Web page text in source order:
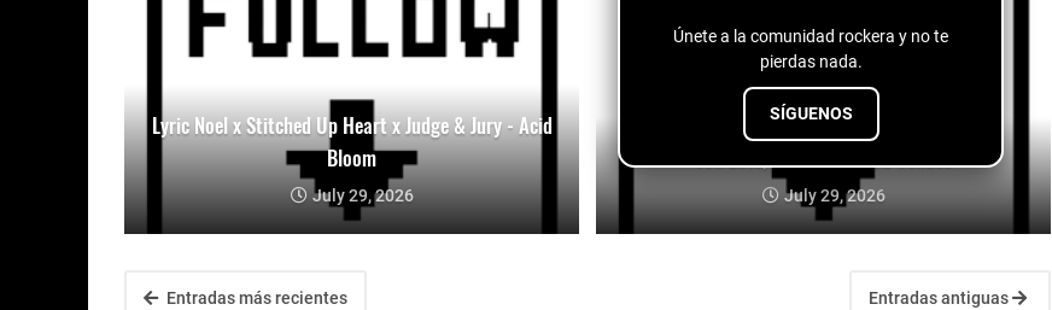
Únete a la comunidad rockera y no te
pierdas nada.
SÍGUENOS
Lyric Noel x Stitched Up Heart x Judge & Jury - Acid
Bloom
July 29, 2026
Too Late, But Still - Dead Venues
July 29, 2026
Entradas más recientes Entradas antiguas